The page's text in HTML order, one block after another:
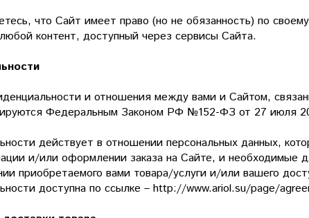
что Сайт имеет право (но не обязанность) по
контент, доступный через сервисы Сайта.
и отношения между вами и Сайтом,
Федеральным Законом РФ №152-ФЗ от 27 июля
действует в отношении персональных данных,
и/или оформлении заказа на Сайте, и необходимые
приобретаемого вами товара/услуги и/или вашего
доступна по ссылке – http://www.ariol.su/page/